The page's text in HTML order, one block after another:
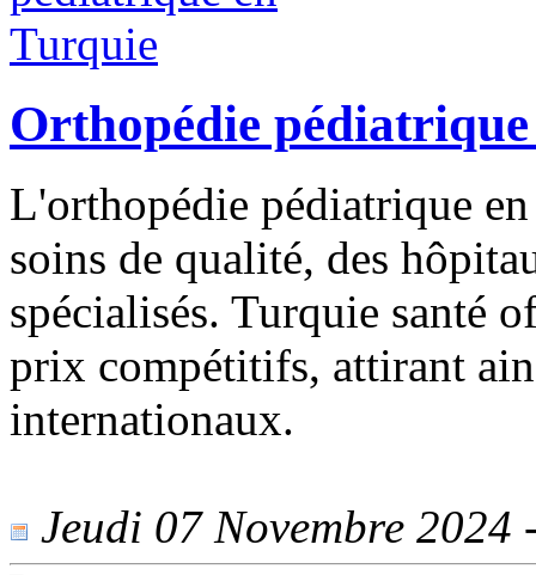
Orthopédie
L'orthopédie pédiatrique
soins de qualité, des
spécialisés. Turquie santé
prix compétitifs, attirant
internationaux.
Jeudi 07 Novembre 2024